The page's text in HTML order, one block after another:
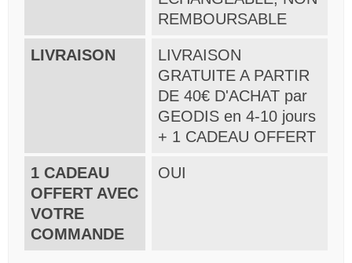
REMBOURSABLE
LIVRAISON
LIVRAISON
GRATUITE A PARTIR
DE 40€ D'ACHAT par
GEODIS en 4-10 jours
+ 1 CADEAU OFFERT
1 CADEAU
OFFERT AVEC
VOTRE
COMMANDE
OUI